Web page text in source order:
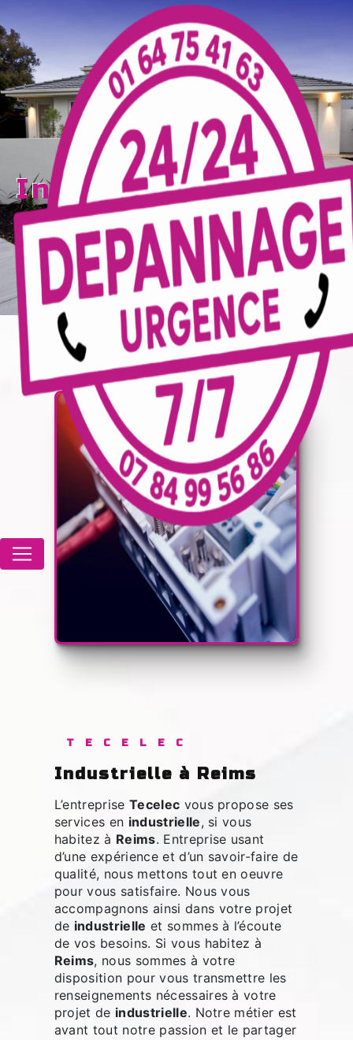
industrielle Reims
TECELEC
TECELEC
industrielle à Reims
L’entreprise Tecelec vous propose ses
services en industrielle, si vous
habitez à Reims. Entreprise usant
d’une expérience et d’un savoir-faire de
qualité, nous mettons tout en oeuvre
pour vous satisfaire. Nous vous
accompagnons ainsi dans votre projet
de industrielle et sommes à l’écoute
de vos besoins. Si vous habitez à
Reims, nous sommes à votre
disposition pour vous transmettre les
renseignements nécessaires à votre
projet de industrielle. Notre métier est
avant tout notre passion et le partager
Panneau de gestion des cookies